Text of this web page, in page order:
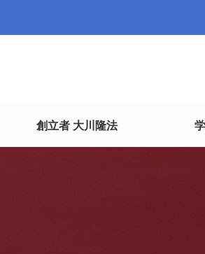
創立者 大川隆法